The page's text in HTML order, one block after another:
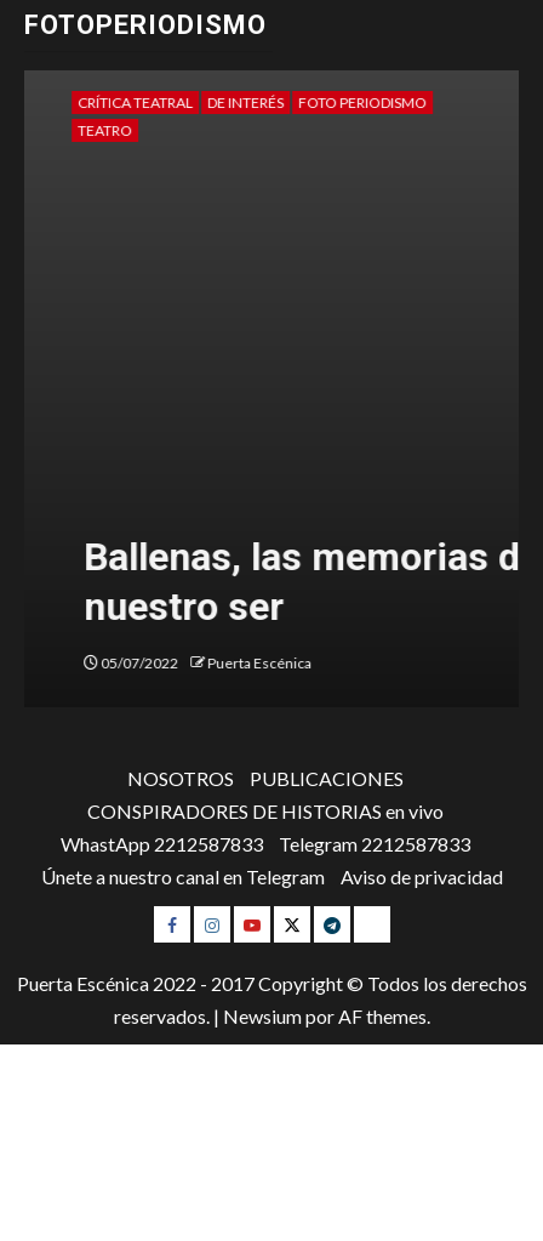
FOTOPERIODISMO
CRÍTICA TEATRAL DE INTERÉS
FOTO PERIODISMO
TEATRO
Ballenas, las memorias de
nuestro ser
05/07/2022 Puerta Escénica
NOSOTROS
PUBLICACIONES
CONSPIRADORES DE HISTORIAS en vivo
WhastApp 2212587833
Telegram 2212587833
Únete a nuestro canal en Telegram
Aviso de privacidad
Facebook
Instagram
YoutubeTwitterTelegram
Puerta Escénica 2022 - 2017 Copyright © Todos los derechos
reservados. | Newsiumpor AF themes.